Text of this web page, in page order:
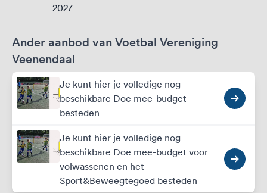
2027
Ander aanbod van Voetbal Vereniging
Veenendaal
Je kunt hier je volledige nog
beschikbare Doe mee-budget
besteden
Je kunt hier je volledige nog
beschikbare Doe mee-budget voor
volwassenen en het
Sport&Beweegtegoed besteden